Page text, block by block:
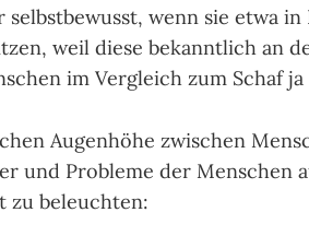
selbst­be­wusst, wenn sie etwa
weil diese bekannt­lich an
im Ver­gleich zum Schaf
Augen­höhe zwi­schen
und Pro­ble­me der
zu beleuch­ten: